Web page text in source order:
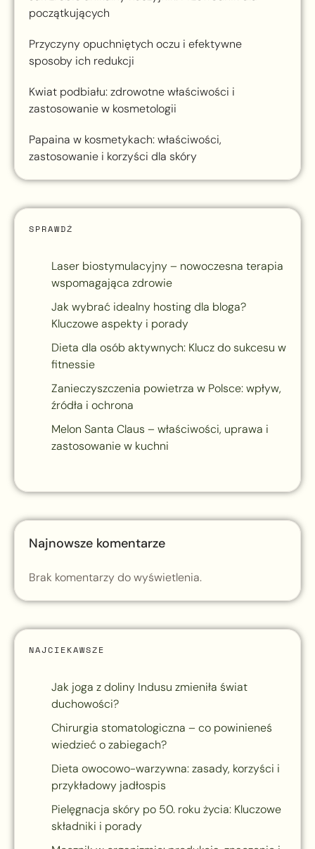
początkujących
Przyczyny opuchniętych oczu i efektywne
sposoby ich redukcji
Kwiat podbiału: zdrowotne właściwości i
zastosowanie w kosmetologii
Papaina w kosmetykach: właściwości,
zastosowanie i korzyści dla skóry
SPRAWDŹ
Laser biostymulacyjny – nowoczesna terapia
wspomagająca zdrowie
Jak wybrać idealny hosting dla bloga?
Kluczowe aspekty i porady
Dieta dla osób aktywnych: Klucz do sukcesu w
fitnessie
Zanieczyszczenia powietrza w Polsce: wpływ,
źródła i ochrona
Melon Santa Claus – właściwości, uprawa i
zastosowanie w kuchni
Najnowsze komentarze
Brak komentarzy do wyświetlenia.
NAJCIEKAWSZE
Jak joga z doliny Indusu zmieniła świat
duchowości?
Chirurgia stomatologiczna – co powinieneś
wiedzieć o zabiegach?
Dieta owocowo-warzywna: zasady, korzyści i
przykładowy jadłospis
Pielęgnacja skóry po 50. roku życia: Kluczowe
składniki i porady